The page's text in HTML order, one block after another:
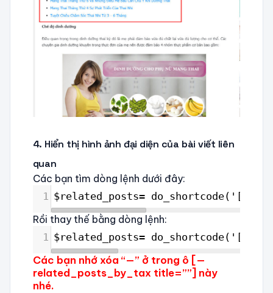
4. Hiển thị hình ảnh đại diện của bài viết liên
quan
Các bạn tìm dòng lệnh dưới đây:
1 $related_posts=
Rồi thay thế bằng dòng lệnh:
1 $related_posts= do_shortcode('[---
Các bạn nhớ xóa “—” ở trong ô [—
related_posts_by_tax title=””] này
nhé.